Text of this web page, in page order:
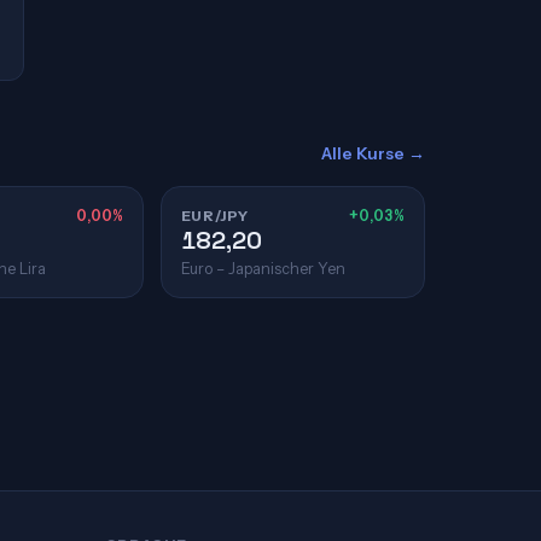
Alle Kurse →
0,00%
Lira
EUR/JPY +0,03%
182,20
Euro – Japanischer Yen